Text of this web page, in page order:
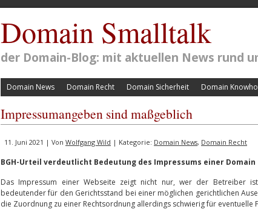
Domain Smalltalk
der Domain-Blog: mit aktuellen News rund
Domain News Domain Recht Domain Sicherheit Domain
Impressumangeben sind maßgeblich
11. Juni 2021 | Von Wolfgang Wild | Kategorie: Domain News, Domain Recht
BGH-Urteil verdeutlicht Bedeutung des Impressums einer Domain
Das Impressum einer Webseite zeigt nicht nur, wer der Betreiber
bedeutender für den Gerichtsstand bei einer möglichen gerichtlichen
die Zuordnung zu einer Rechtsordnung allerdings schwierig für eventuelle